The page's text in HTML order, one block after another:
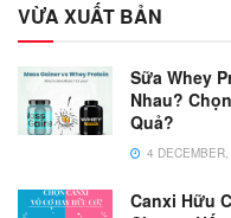
VỪA XUẤT BẢN
Sữa Whey
Nhau?
Quả?
4
Canxi Hữu